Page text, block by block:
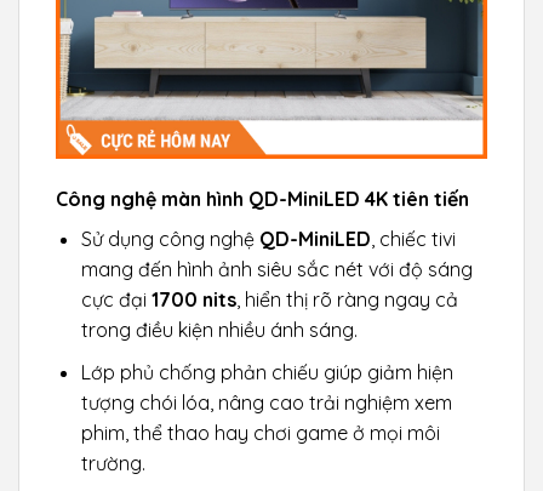
Công nghệ màn hình QD-MiniLED 4K tiên tiến
Sử dụng công nghệ QD-MiniLED, chiếc tivi
mang đến hình ảnh siêu sắc nét với độ sáng
cực đại 1700 nits, hiển thị rõ ràng ngay cả
trong điều kiện nhiều ánh sáng.
Lớp phủ chống phản chiếu giúp giảm hiện
tượng chói lóa, nâng cao trải nghiệm xem
phim, thể thao hay chơi game ở mọi môi
trường.